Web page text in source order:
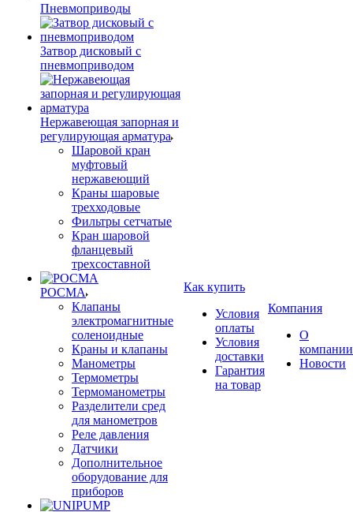
Пневмоприводы
Затвор дисковый с
пневмоприводом
Нержавеющая запорная и
регулирующая арматура
Шаровой кран
муфтовый
нержавеющий
Краны шаровые
трехходовые
Фильтры сетчатые
Кран шаровой
фланцевый
трехсоставной
РОСМА
Клапаны
электромагнитные
соленоидные
Краны и клапаны
Манометры
Термометры
Термоманометры
Разделители сред
для манометров
Реле давления
Датчики
Дополнительное
оборудование для
приборов
Как купить
Условия
оплаты
Условия
доставки
Гарантия
на товар
Компания
О
компании
Новости